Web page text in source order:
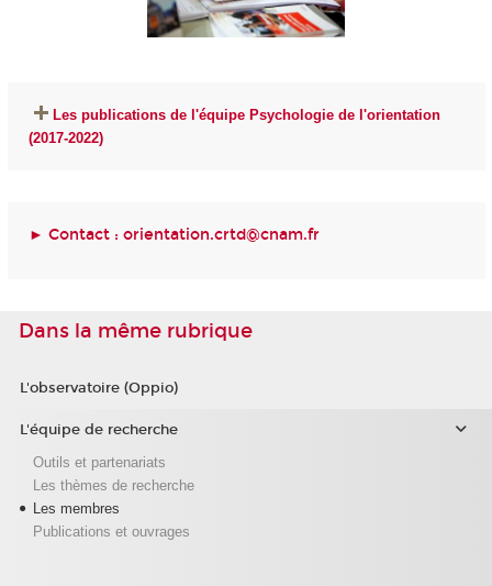
Les publications de l'équipe Psychologie de l'orientation
(2017-2022)
► Contact : orientation.crtd@cnam.fr
Dans la même rubrique
L'observatoire (Oppio)
L'équipe de recherche
Outils et partenariats
Les thèmes de recherche
Les membres
Publications et ouvrages